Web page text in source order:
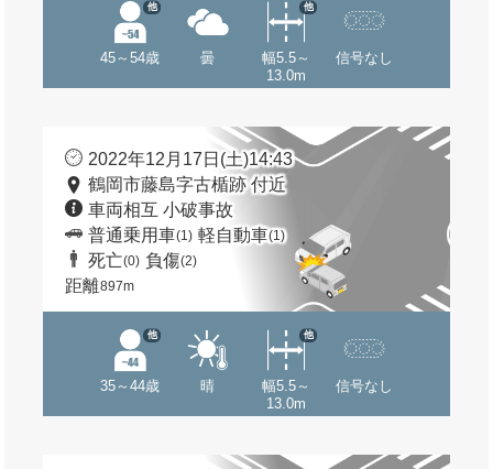
45～54歳
他
曇
幅5.5～
13.0m
他
信号なし
2022年12月17日(土)14:43
鶴岡市藤島字古楯跡 付近
車両相互 小破事故
普通乗用車(1) 軽自動車(1)
死亡(0) 負傷(2)
距離897m
35～44歳
他
晴
幅5.5～
13.0m
他
信号なし